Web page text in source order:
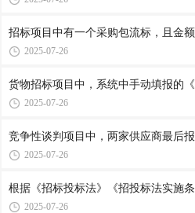
招标项目中有一个采购包流标，且金
2025-07-26
货物招标项目中，系统中手动填报的
2025-07-26
竞争性谈判项目中，两家供应商最后
2025-07-26
根据《招标投标法》《招投标法实施
2025-07-26